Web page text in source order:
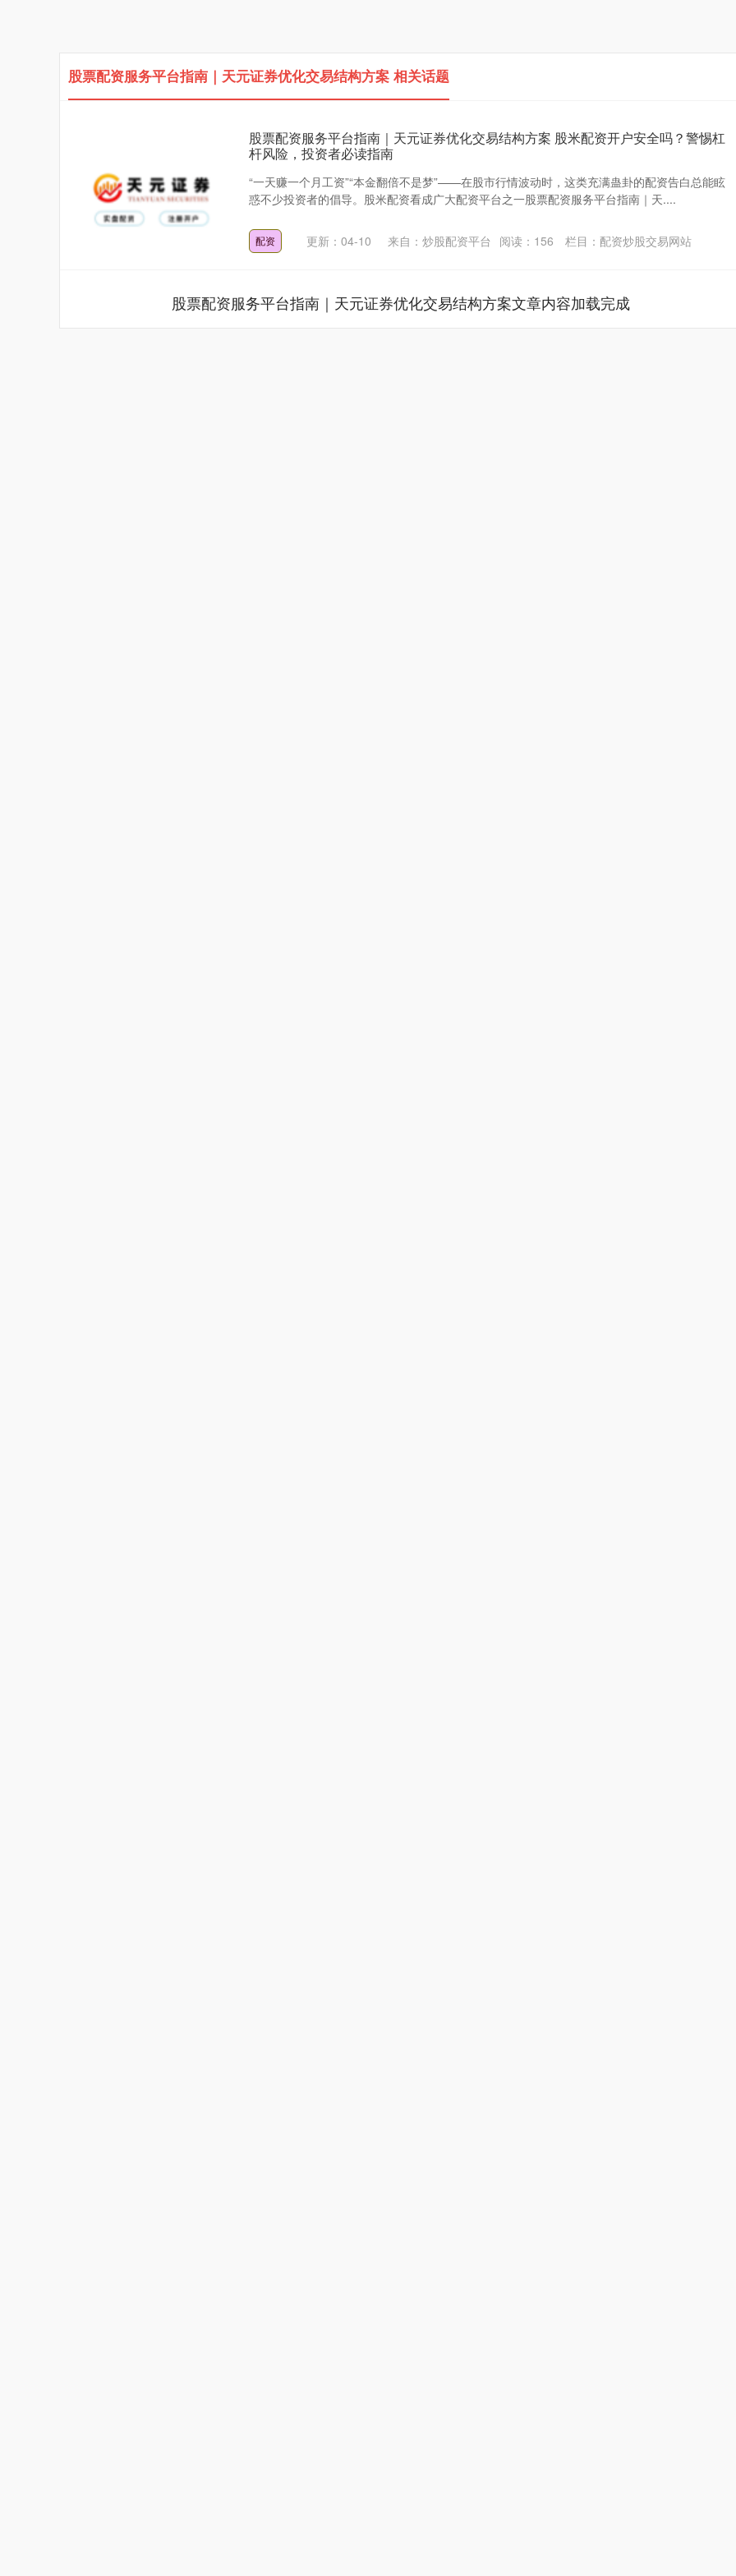
股票配资服务平台指南｜天元证券优化交易结构方案 相关话题
股票配资服务平台指南｜天元证券优化交易结构方案 股米配资开户安全吗？警惕杠
杆风险，投资者必读指南
“一天赚一个月工资”“本金翻倍不是梦”——在股市行情波动时，这类充满蛊卦的配资告白总能眩
惑不少投资者的倡导。股米配资看成广大配资平台之一股票配资服务平台指南｜天....
配资 更新：04-10 来自：炒股配资平台 阅读： 156 栏目： 配资炒股交易网站
股票配资服务平台指南｜天元证券优化交易结构方案文章内容加载完成